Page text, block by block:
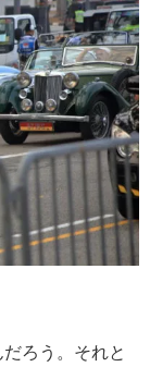
ろう。それと